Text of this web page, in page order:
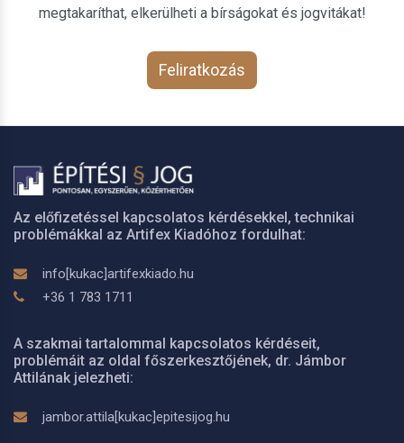
megtakaríthat, elkerülheti a bírságokat és jogvitákat!
Feliratkozás
Az előfizetéssel kapcsolatos kérdésekkel, technikai
problémákkal az Artifex Kiadóhoz fordulhat:
info[kukac]artifexkiado.hu
+36 1 783 1711
A szakmai tartalommal kapcsolatos kérdéseit,
problémáit az oldal főszerkesztőjének, dr. Jámbor
Attilának jelezheti:
jambor.attila[kukac]epitesijog.hu